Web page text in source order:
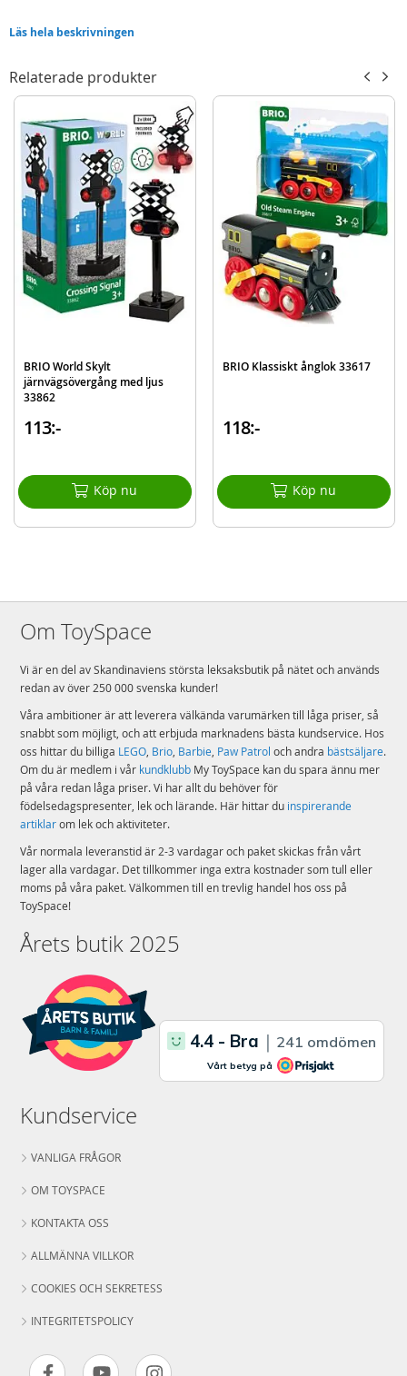
Detaljer:
Rek.ålder: från 3 år
I BRIO World finns inga gränser och begränsningar – bara oändligt med
möjligheter. Bli den du vill vara, var du än vill i BRIO World. Bygg, bygg om,
uppfinn och bjud in. Alla sex lekteman i BRIO World är anslutna till en lekfullt
interaktivt system så att du kan åka, köra, springa eller flyga mellan dem om
du vill. Välkommen till äventyret!
Mer
information
Modell 33699
EAN 7312350336993
Varumärke BRIO
Läs hela beskrivningen
Relaterade produkter
BRIO World Skylt
järnvägsövergång med ljus
33862
113:-
Köp nu
BRIO Klassiskt ånglok 33617
118:-
Köp nu
Om ToySpace
Vi är en del av Skandinaviens största leksaksbutik på nätet och används
redan av över 250 000 svenska kunder!
Våra ambitioner är att leverera välkända varumärken till låga priser, så
snabbt som möjligt, och att erbjuda marknadens bästa kundservice. Hos
oss hittar du billiga LEGO, Brio, Barbie, Paw Patrol och andra bästsäljare.
Om du är medlem i vår kundklubb My ToySpace kan du spara ännu mer
på våra redan låga priser. Vi har allt du behöver för
födelsedagspresenter, lek och lärande. Här hittar du inspirerande
artiklarom lek och aktiviteter.
Vår normala leveranstid är 2-3 vardagar och paket skickas från vårt
lager alla vardagar. Det tillkommer inga extra kostnader som tull eller
moms på våra paket. Välkommen till en trevlig handel hos oss på
ToySpace!
Årets butik 2025
Kundservice
VANLIGA FRÅGOR
OM TOYSPACE
KONTAKTA OSS
ALLMÄNNA VILLKOR
COOKIES OCH SEKRETESS
INTEGRITETSPOLICY